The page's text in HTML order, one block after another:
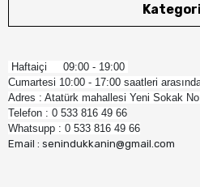
Haftaiçi 09:00 - 19:00
Cumartesi 10:00 - 17:00 saatleri
Adres : Atatürk mahallesi Yeni Sokak
Telefon : 0 533 816 49 66
Whatsupp : 0 533 816 49 66
Email : senindukkanin@gmail.com